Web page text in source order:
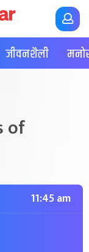
जीवनशैली
of
11:45 am